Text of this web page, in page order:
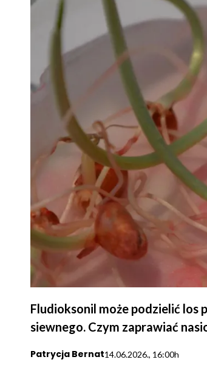
Fludioksonil może podzielić los
siewnego. Czym zaprawiać
Patrycja Bernat14.06.2026., 16:00h